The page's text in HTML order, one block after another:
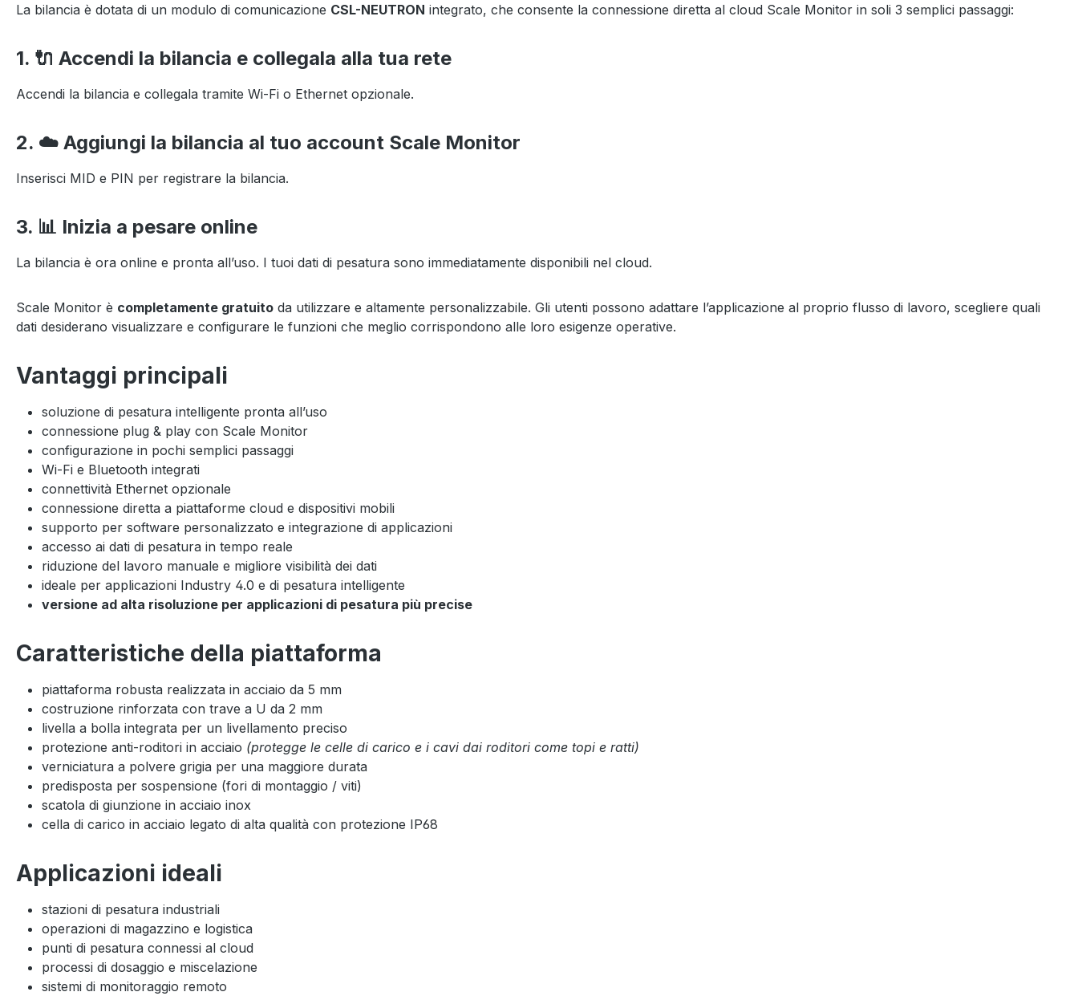
La bilancia è dotata di un modulo di comunicazione CSL-NEUTRON integrato, che consente la connessione diretta al cloud Scale Monitor in soli 3 semplici passaggi:
1. 🔌 Accendi la bilancia e collegala alla tua rete
Accendi la bilancia e collegala tramite Wi-Fi o Ethernet opzionale.
2. ☁️ Aggiungi la bilancia al tuo account Scale Monitor
Inserisci MID e PIN per registrare la bilancia.
3. 📊 Inizia a pesare online
La bilancia è ora online e pronta all’uso. I tuoi dati di pesatura sono immediatamente disponibili nel cloud.
Scale Monitor è completamente gratuito da utilizzare e altamente personalizzabile. Gli utenti possono adattare l’applicazione al proprio flusso di lavoro, scegliere quali
dati desiderano visualizzare e configurare le funzioni che meglio corrispondono alle loro esigenze operative.
Vantaggi principali
soluzione di pesatura intelligente pronta all’uso
connessione plug & play con Scale Monitor
configurazione in pochi semplici passaggi
Wi-Fi e Bluetooth integrati
connettività Ethernet opzionale
connessione diretta a piattaforme cloud e dispositivi mobili
supporto per software personalizzato e integrazione di applicazioni
accesso ai dati di pesatura in tempo reale
riduzione del lavoro manuale e migliore visibilità dei dati
ideale per applicazioni Industry 4.0 e di pesatura intelligente
versione ad alta risoluzione per applicazioni di pesatura più precise
Caratteristiche della piattaforma
piattaforma robusta realizzata in acciaio da 5 mm
costruzione rinforzata con trave a U da 2 mm
livella a bolla integrata per un livellamento preciso
protezione anti-roditori in acciaio (protegge le celle di carico e i cavi dai roditori come topi e ratti)
verniciatura a polvere grigia per una maggiore durata
predisposta per sospensione (fori di montaggio / viti)
scatola di giunzione in acciaio inox
cella di carico in acciaio legato di alta qualità con protezione IP68
Applicazioni ideali
stazioni di pesatura industriali
operazioni di magazzino e logistica
punti di pesatura connessi al cloud
processi di dosaggio e miscelazione
sistemi di monitoraggio remoto